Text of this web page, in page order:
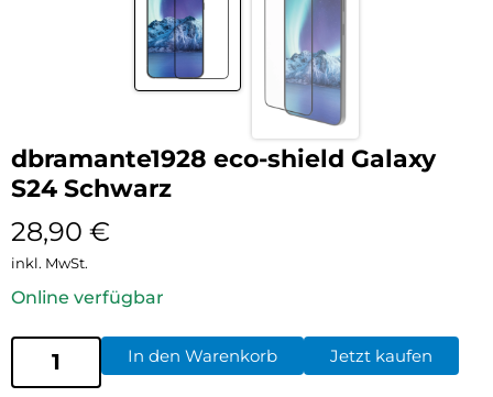
dbramante1928 eco-shield Galaxy
S24 Schwarz
28,90 €
inkl. MwSt.
Online verfügbar
In den Warenkorb Jetzt kaufen